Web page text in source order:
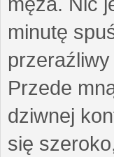
minutę
przeraźliwy
Przede
dziwnej
się